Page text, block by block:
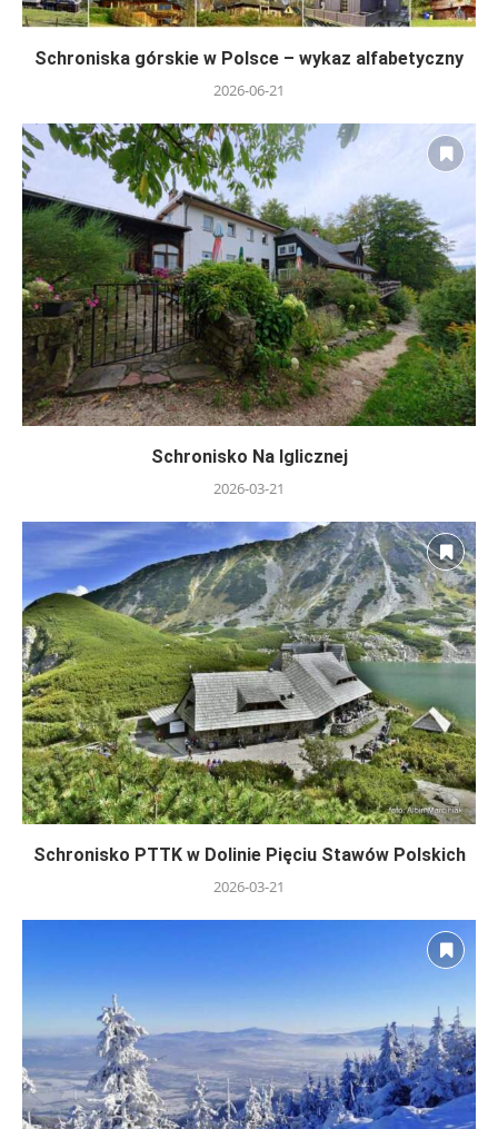
Schroniska górskie w Polsce – wykaz alfabetyczny
2026-06-21
Schronisko Na Iglicznej
2026-03-21
Schronisko PTTK w Dolinie Pięciu Stawów Polskich
2026-03-21